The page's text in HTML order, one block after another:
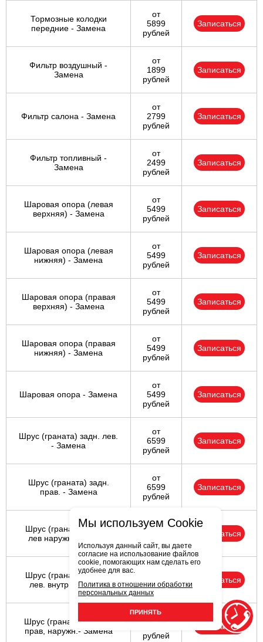
Тормозные колодки
передние - Замена
от
5899
рублей
Записаться
Фильтр воздушный -
Замена
от
1899
рублей
Записаться
Фильтр салона - Замена
от
2799
рублей
Записаться
Фильтр топливный -
Замена
от
2499
рублей
Записаться
Шаровая опора (левая
верхняя) - Замена
от
5499
рублей
Записаться
Шаровая опора (левая
нижняя) - Замена
от
5499
рублей
Записаться
Шаровая опора (правая
верхняя) - Замена
от
5499
рублей
Записаться
Шаровая опора (правая
нижняя) - Замена
от
5499
рублей
Записаться
Шаровая опора - Замена
от
5499
рублей
Записаться
Шрус (граната) задн. лев.
- Замена
от
6599
рублей
Записаться
Шрус (граната) задн.
прав. - Замена
от
6599
рублей
Записаться
Шрус (граната) перед.
лев наружн.- Замена
от
рублей
Записаться
Шрус (граната) перед.
лев. внутр. - Замена
6599
рублей
Записаться
Шрус (граната) передн
прав, наружн.- Замена
от
рублей
Записаться
Мы используем Cookie
Используя данный сайт, вы даете
согласие на использование файлов
cookie, помогающих нам сделать его
удобнее для вас.
Политика в отношении обработки
персональных данных
ПРИНЯТЬ